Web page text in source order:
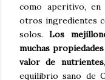
como aperitivo, en
otros ingredientes
solos.Los
muchas
valor de nutrientes
equilibrio sano de